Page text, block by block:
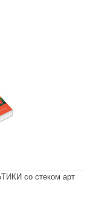
со стеком арт